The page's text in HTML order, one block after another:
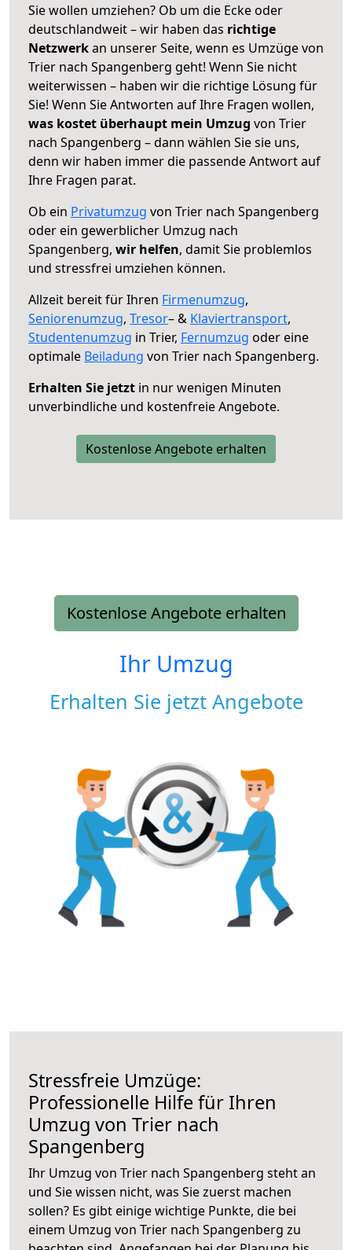
Sie wollen umziehen? Ob um die Ecke oder
deutschlandweit – wir haben das richtige
Netzwerkan unserer Seite, wenn es Umzüge von
Trier nach Spangenberg geht! Wenn Sie nicht
weiterwissen – haben wir die richtige Lösung für
Sie! Wenn Sie Antworten auf Ihre Fragen wollen,
was kostet überhaupt mein Umzug von Trier
nach Spangenberg – dann wählen Sie sie uns,
denn wir haben immer die passende Antwort auf
Ihre Fragen parat.
Ob ein Privatumzug von Trier nach Spangenberg
oder ein gewerblicher Umzug nach
Spangenberg, wir helfen, damit Sie problemlos
und stressfrei umziehen können.
Allzeit bereit für Ihren Firmenumzug,
Seniorenumzug, Tresor– & Klaviertransport,
Studentenumzug in Trier, Fernumzug oder eine
optimale Beiladung von Trier nach Spangenberg.
Erhalten Sie jetzt in nur wenigen Minuten
unverbindliche und kostenfreie Angebote.
Kostenlose Angebote erhalten
Kostenlose Angebote erhalten
Ihr Umzug
Erhalten Sie jetzt Angebote
Stressfreie Umzüge:
Professionelle Hilfe für Ihren
Umzug von Trier nach
Spangenberg
Ihr Umzug von Trier nach Spangenberg steht an
und Sie wissen nicht, was Sie zuerst machen
sollen? Es gibt einige wichtige Punkte, die bei
einem Umzug von Trier nach Spangenberg zu